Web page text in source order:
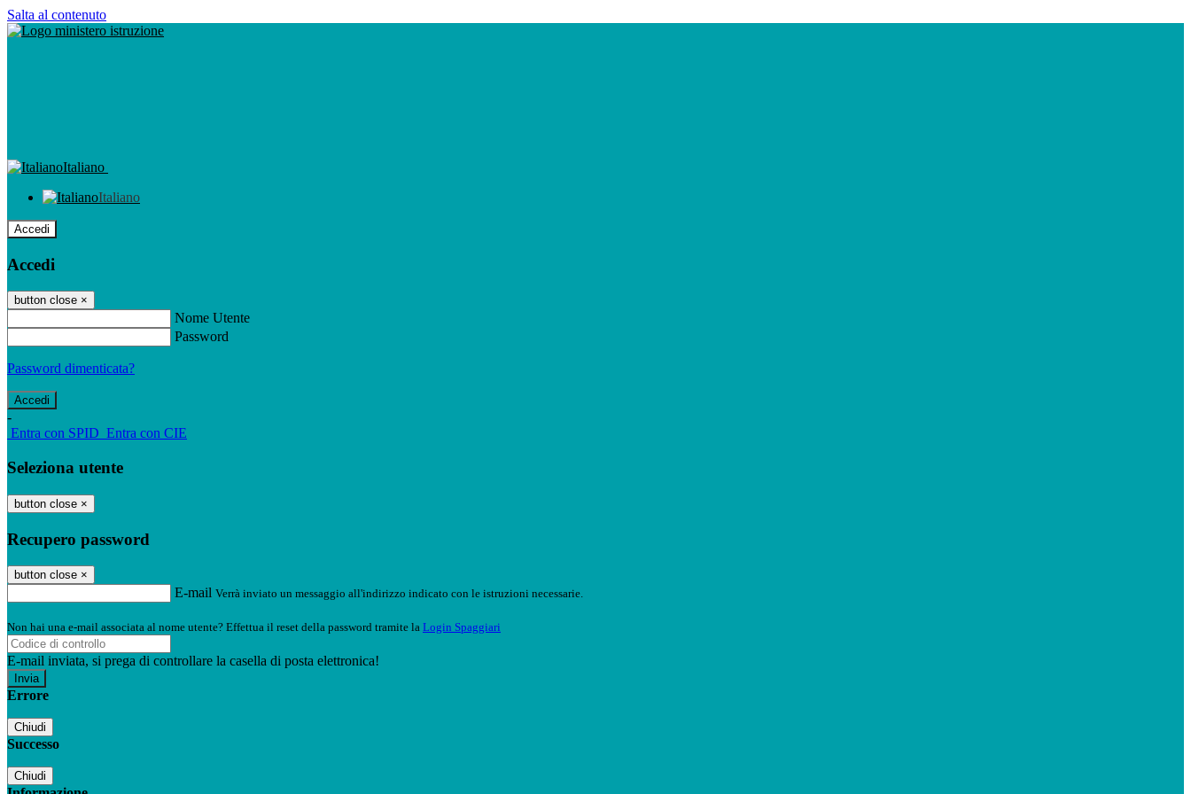
Salta al contenuto
Italiano
Italiano
Accedi
Accedi
button close ×
Nome Utente
Password
Password dimenticata?
-
Entra con SPID Entra con CIE
Seleziona utente
button close ×
Recupero password
button close ×
E-mail Verrà inviato un messaggio all'indirizzo indicato con le istruzioni necessarie.
Non hai una e-mail associata al nome utente? Effettua il reset della password tramite la Login Spaggiari
E-mail inviata, si prega di controllare la casella di posta elettronica!
Errore
Chiudi
Successo
Chiudi